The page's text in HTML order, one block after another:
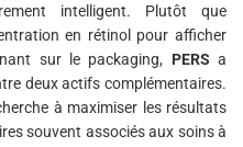
intelligent. Plutôt que
en rétinol pour afficher
sur le packaging, PERS a
deux actifs complémentaires.
à maximiser les résultats
souvent associés aux soins à